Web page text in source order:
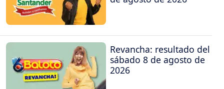
Revancha: resultado del
sábado 8 de agosto de
2026